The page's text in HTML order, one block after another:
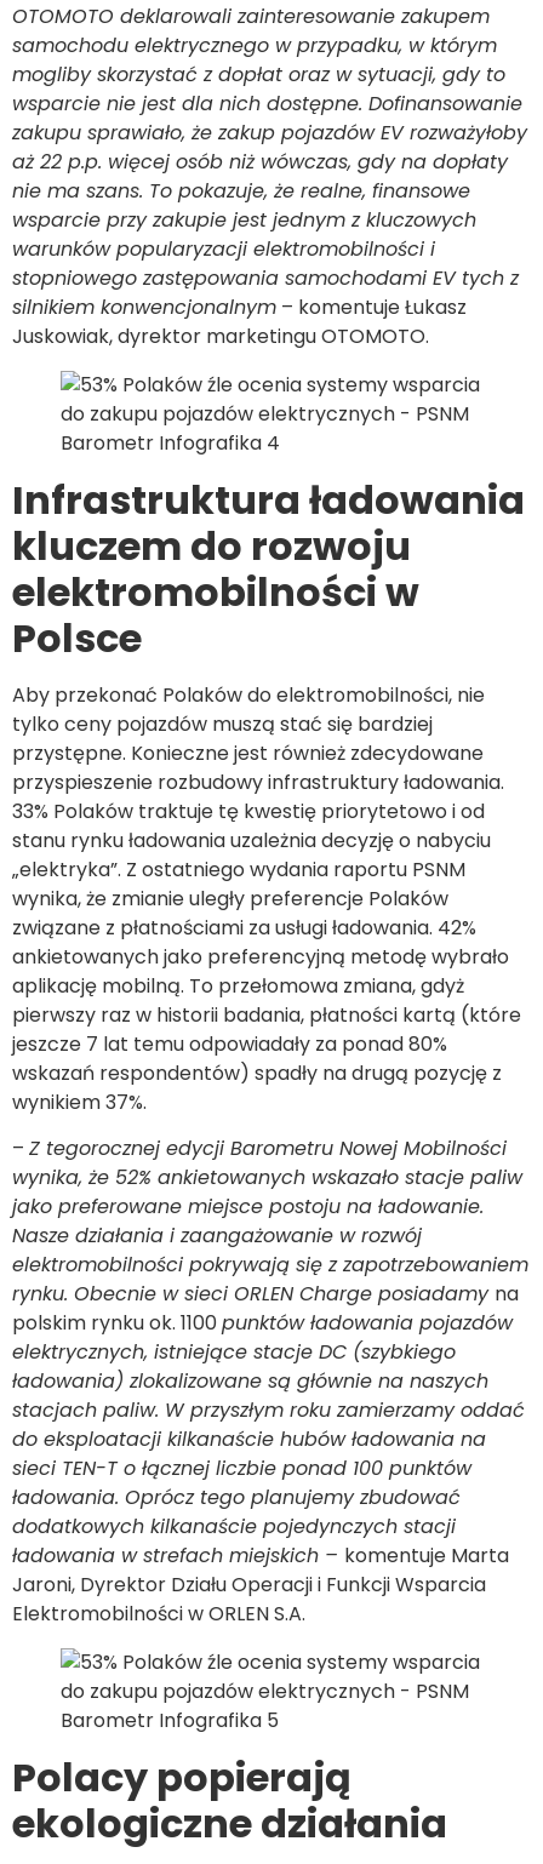
OTOMOTO deklarowali zainteresowanie zakupem
samochodu elektrycznego w przypadku, w którym
mogliby skorzystać z dopłat oraz w sytuacji, gdy to
wsparcie nie jest dla nich dostępne. Dofinansowanie
zakupu sprawiało, że zakup pojazdów EV rozważyłoby
aż 22 p.p. więcej osób niż wówczas, gdy na dopłaty
nie ma szans. To pokazuje, że realne, finansowe
wsparcie przy zakupie jest jednym z kluczowych
warunków popularyzacji elektromobilności i
stopniowego zastępowania samochodami EV tych z
silnikiem konwencjonalnym – komentuje Łukasz
Juskowiak, dyrektor marketingu OTOMOTO.
Infrastruktura ładowania
kluczem do rozwoju
elektromobilności w
Polsce
Aby przekonać Polaków do elektromobilności, nie
tylko ceny pojazdów muszą stać się bardziej
przystępne. Konieczne jest również zdecydowane
przyspieszenie rozbudowy infrastruktury ładowania.
33% Polaków traktuje tę kwestię priorytetowo i od
stanu rynku ładowania uzależnia decyzję o nabyciu
„elektryka”. Z ostatniego wydania raportu PSNM
wynika, że zmianie uległy preferencje Polaków
związane z płatnościami za usługi ładowania. 42%
ankietowanych jako preferencyjną metodę wybrało
aplikację mobilną. To przełomowa zmiana, gdyż
pierwszy raz w historii badania, płatności kartą (które
jeszcze 7 lat temu odpowiadały za ponad 80%
wskazań respondentów) spadły na drugą pozycję z
wynikiem 37%.
– Z tegorocznej edycji Barometru Nowej Mobilności
wynika, że 52% ankietowanych wskazało stacje paliw
jako preferowane miejsce postoju na ładowanie.
Nasze działania i zaangażowanie w rozwój
elektromobilności pokrywają się z zapotrzebowaniem
rynku. Obecnie w sieci ORLEN Charge posiadamy na
polskim rynku ok. 1100punktów ładowania pojazdów
elektrycznych, istniejące stacje DC (szybkiego
ładowania) zlokalizowane są głównie na naszych
stacjach paliw. W przyszłym roku zamierzamy oddać
do eksploatacji kilkanaście hubów ładowania na
sieci TEN-T o łącznej liczbie ponad 100 punktów
ładowania. Oprócz tego planujemy zbudować
dodatkowych kilkanaście pojedynczych stacji
ładowania w strefach miejskich – komentuje Marta
Jaroni, Dyrektor Działu Operacji i Funkcji Wsparcia
Elektromobilności w ORLEN S.A.
Polacy popierają
ekologiczne działania